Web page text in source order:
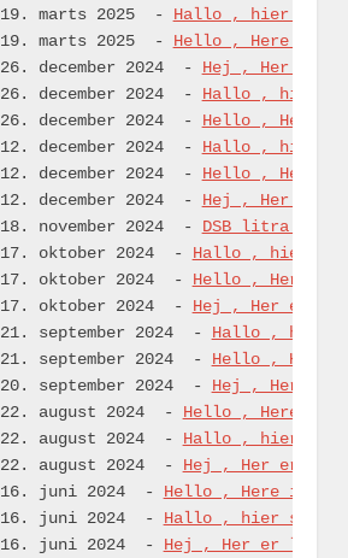
19. marts 2025
-
Hallo , hier sind
19. marts 2025
-
Hello , Here is
26. december 2024
-
Hej , Her er
26. december 2024
-
Hallo , hier
26. december 2024
-
Hello , Here is
12. december 2024
-
Hallo , hier
12. december 2024
-
Hello , Here is
12. december 2024
-
Hej , Her er
18. november 2024
-
DSB litra ER
17. oktober 2024
-
Hallo , hier sind
17. oktober 2024
-
Hello , Here is
17. oktober 2024
-
Hej , Her er lidt
21. september 2024
-
Hallo , hier
21. september 2024
-
Hello , Here is
20. september 2024
-
Hej , Her er
22. august 2024
-
Hello , Here is
22. august 2024
-
Hallo , hier sind
22. august 2024
-
Hej , Her er lidt
16. juni 2024
-
Hello , Here is
16. juni 2024
-
Hallo , hier sind
16. juni 2024
-
Hej , Her er lidt